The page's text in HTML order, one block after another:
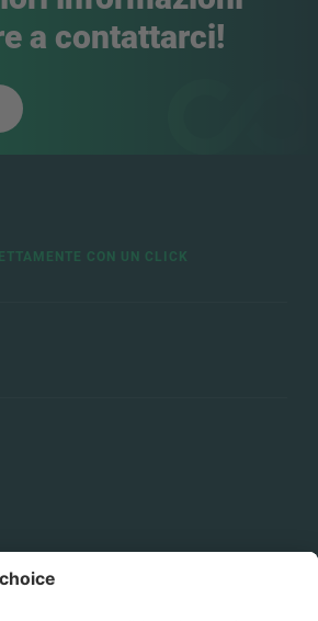
a contattarci!
CON UN CLICK